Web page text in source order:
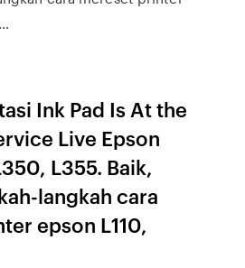
Ink Pad Is At the
Live Epson
L355. Baik,
langkah cara
epson L110,